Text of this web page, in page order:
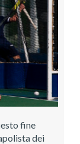
fine
dei